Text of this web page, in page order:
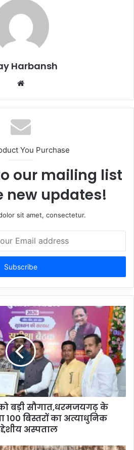
Harbansh
Website
You Purchase
our mailing list
new updates!
sit amet, consectetur.
बड़ी सौगात,धरमजयगढ़ के
बिस्तरों का अत्याधुनिक
अस्पताल